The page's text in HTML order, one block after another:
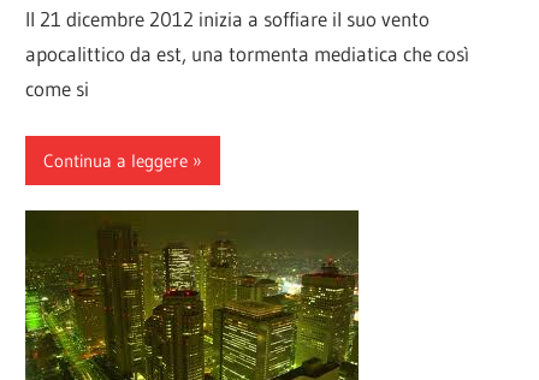
Il 21 dicembre 2012 inizia a soffiare il suo vento
apocalittico da est, una tormenta mediatica che così
come si
Continua a leggere